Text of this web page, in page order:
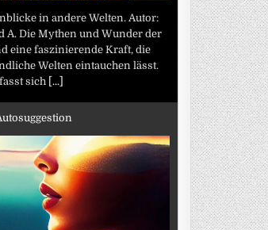
in andere Welten. Autor:
A. Die Mythen und Wunder der
eine faszinierende Kraft, die
Welten eintauchen lässt.
sich [...]